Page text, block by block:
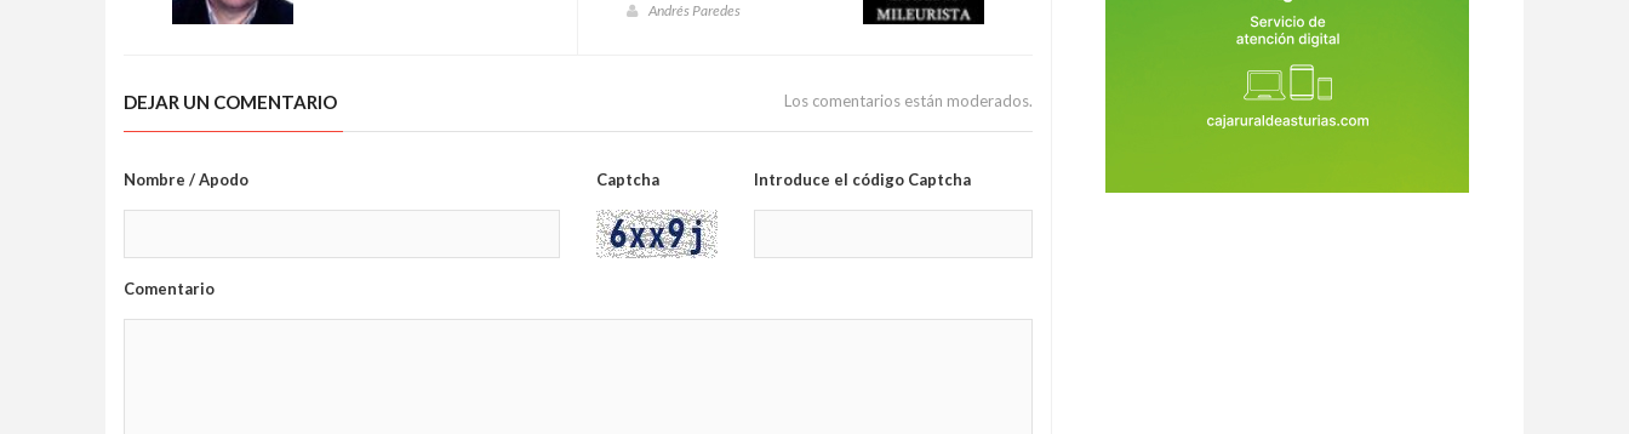
Andrés Paredes
DEJAR UN COMENTARIO Los comentarios están moderados.
Nombre / Apodo Captcha Introduce el código Captcha
Comentario